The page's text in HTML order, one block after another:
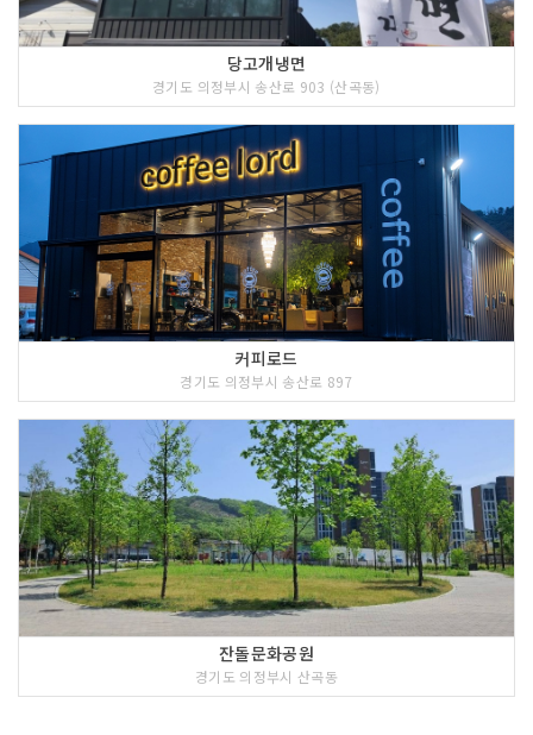
당고개냉면
경기도 의정부시 송산로 903 (산곡동)
커피로드
경기도 의정부시 송산로 897
잔돌문화공원
경기도 의정부시 산곡동